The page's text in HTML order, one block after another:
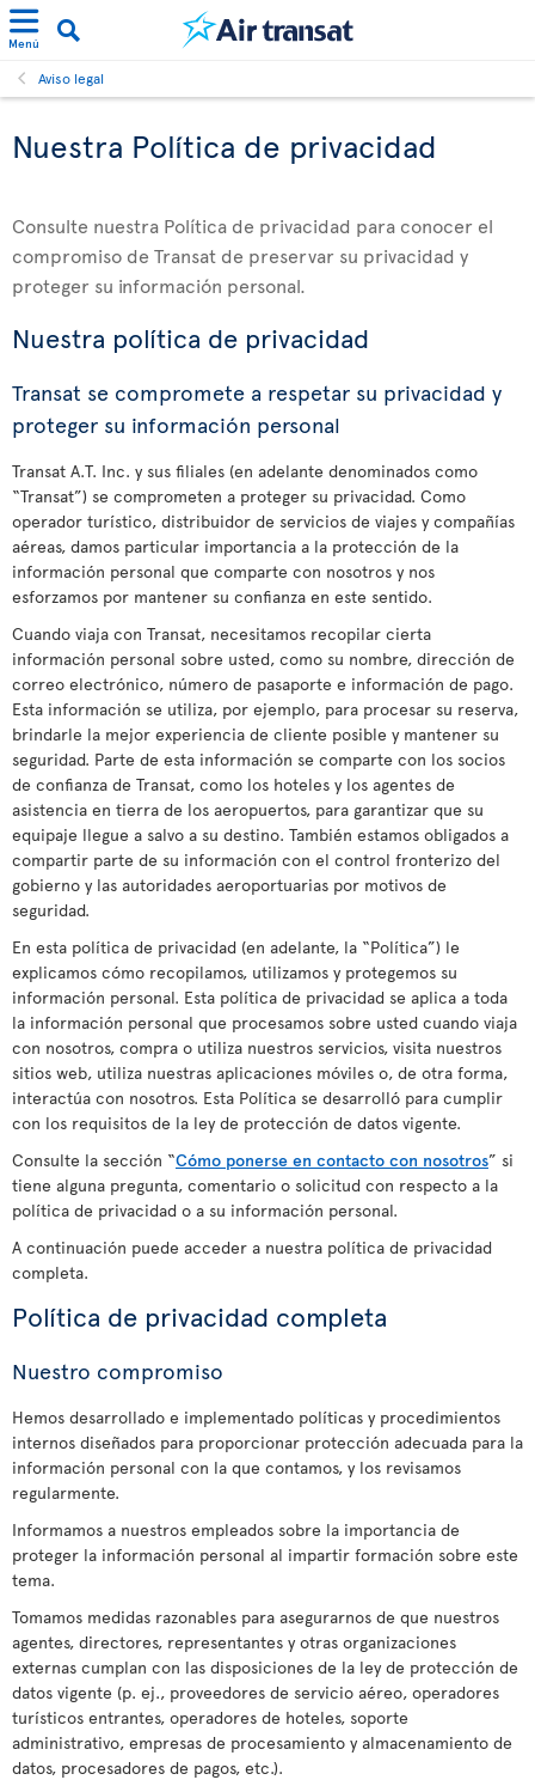
Menú
Aviso legal
Nuestra Política de privacidad
Consulte nuestra Política de privacidad para conocer el
compromiso de Transat de preservar su privacidad y
proteger su información personal.
Nuestra política de privacidad
Transat se compromete a respetar su privacidad y
proteger su información personal
Transat A.T. Inc. y sus filiales (en adelante denominados como
“Transat”) se comprometen a proteger su privacidad. Como
operador turístico, distribuidor de servicios de viajes y compañías
aéreas, damos particular importancia a la protección de la
información personal que comparte con nosotros y nos
esforzamos por mantener su confianza en este sentido.
Cuando viaja con Transat, necesitamos recopilar cierta
información personal sobre usted, como su nombre, dirección de
correo electrónico, número de pasaporte e información de pago.
Esta información se utiliza, por ejemplo, para procesar su reserva,
brindarle la mejor experiencia de cliente posible y mantener su
seguridad. Parte de esta información se comparte con los socios
de confianza de Transat, como los hoteles y los agentes de
asistencia en tierra de los aeropuertos, para garantizar que su
equipaje llegue a salvo a su destino. También estamos obligados a
compartir parte de su información con el control fronterizo del
gobierno y las autoridades aeroportuarias por motivos de
seguridad.
En esta política de privacidad (en adelante, la “Política”) le
explicamos cómo recopilamos, utilizamos y protegemos su
información personal. Esta política de privacidad se aplica a toda
la información personal que procesamos sobre usted cuando viaja
con nosotros, compra o utiliza nuestros servicios, visita nuestros
sitios web, utiliza nuestras aplicaciones móviles o, de otra forma,
interactúa con nosotros. Esta Política se desarrolló para cumplir
con los requisitos de la ley de protección de datos vigente.
Consulte la sección “Cómo ponerse en contacto con nosotros” si
tiene alguna pregunta, comentario o solicitud con respecto a la
política de privacidad o a su información personal.
A continuación puede acceder a nuestra política de privacidad
completa.
Política de privacidad completa
Nuestro compromiso
Hemos desarrollado e implementado políticas y procedimientos
internos diseñados para proporcionar protección adecuada para la
información personal con la que contamos, y los revisamos
regularmente.
Informamos a nuestros empleados sobre la importancia de
proteger la información personal al impartir formación sobre este
tema.
Tomamos medidas razonables para asegurarnos de que nuestros
agentes, directores, representantes y otras organizaciones
externas cumplan con las disposiciones de la ley de protección de
datos vigente (p. ej., proveedores de servicio aéreo, operadores
turísticos entrantes, operadores de hoteles, soporte
administrativo, empresas de procesamiento y almacenamiento de
datos, procesadores de pagos, etc.).